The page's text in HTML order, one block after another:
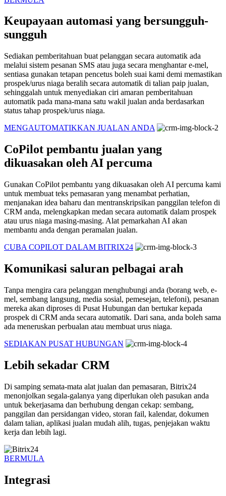
Keupayaan automasi yang bersungguh-
sungguh
Sediakan pemberitahuan buat pelanggan secara automatik ada
melalui sistem pesanan SMS atau juga secara menghantar e-mel,
sentiasa gunakan tetapan pencetus boleh suai kami demi memastikan
prospek/urus niaga beralih secara automatik di talian paip jualan,
sehinggalah untuk menyediakan ciri amaran pemberitahuan
automatik pada mana-mana satu wakil jualan anda berdasarkan
status tahap prospek/urus niaga.
MENGAUTOMATIKKAN JUALAN ANDA
CoPilot pembantu jualan yang
dikuasakan oleh AI percuma
Gunakan CoPilot pembantu yang dikuasakan oleh AI percuma kami
untuk membuat teks pemasaran yang menambat perhatian,
menjanakan idea baharu dan mentranskripsikan panggilan telefon di
CRM anda, melengkapkan medan secara automatik dalam prospek
atau urus niaga masing-masing. Alat pemarkahan AI akan
membantu anda dengan peramalan jualan.
CUBA COPILOT DALAM BITRIX24
Komunikasi saluran pelbagai arah
Tanpa mengira cara pelanggan menghubungi anda (borang web, e-
mel, sembang langsung, media sosial, pemesejan, telefoni), pesanan
mereka akan diproses di Pusat Hubungan dan bertukar kepada
prospek di CRM anda secara automatik. Dari sana, anda boleh sama
ada meneruskan perbualan atau membuat urus niaga.
SEDIAKAN PUSAT HUBUNGAN
Lebih sekadar CRM
Di samping semata-mata alat jualan dan pemasaran, Bitrix24
menonjolkan segala-galanya yang diperlukan oleh pasukan anda
untuk bekerjasama dan berhubung dengan cekap: sembang,
panggilan dan persidangan video, storan fail, kalendar, dokumen
dalam talian, aplikasi jualan mudah alih, tugas, penjejakan waktu
kerja dan lebih lagi.
BERMULA
Integrasi